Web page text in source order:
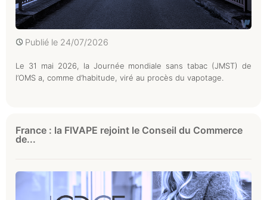
Publié le 24/07/2026
Le 31 mai 2026, la Journée mondiale sans tabac (JMST) de
l’OMS a, comme d’habitude, viré au procès du vapotage.
France : la FIVAPE rejoint le Conseil du Commerce
de...